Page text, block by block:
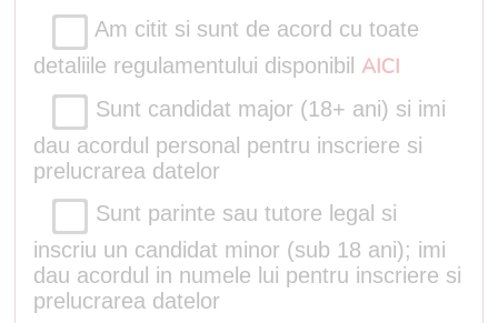
Am citit si sunt de acord cu toate
detaliile regulamentului disponibil AICI
Sunt candidat major (18+ ani) si imi
dau acordul personal pentru inscriere si
prelucrarea datelor
Sunt parinte sau tutore legal si
inscriu un candidat minor (sub 18 ani); imi
dau acordul in numele lui pentru inscriere si
prelucrarea datelor